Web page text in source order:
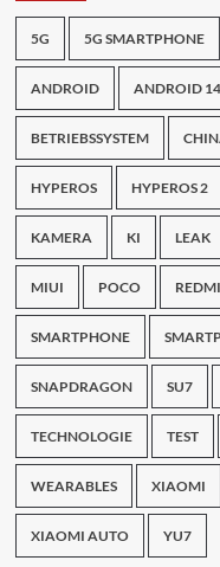
Stereo
Pro:
Professioneller
Open-
5G 5G SMARTPHONE
ANDROID ANDROID 14
BETRIEBSSYSTEM
HYPEROS HYPEROS 2
KAMERA KI LEAK
MIUI POCO REDMI
SMARTPHONE
SNAPDRAGON SU7
TECHNOLOGIE TEST
WEARABLES XIAOMI
XIAOMI AUTO YU7